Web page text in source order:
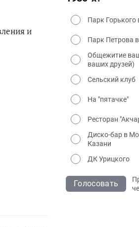
и
Парк Горького
Парк Петрова
Общежитие
ваших друзей)
Сельский клуб
На "пятачке"
Ресторан
Диско-бар в
Казани
ДК Урицкого
Голосовать